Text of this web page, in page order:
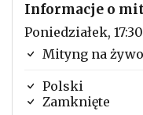
Informacje o
Poniedziałek,
Mityng na żywo
Polski
Zamknięte